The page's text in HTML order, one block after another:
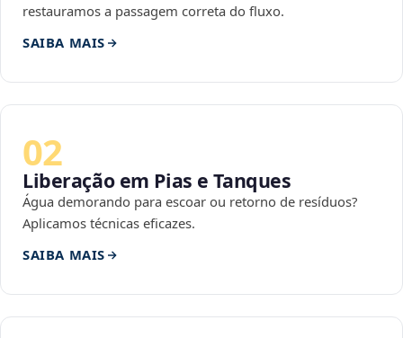
restauramos a passagem correta do fluxo.
SAIBA MAIS
02
Liberação em Pias e Tanques
Água demorando para escoar ou retorno de resíduos?
Aplicamos técnicas eficazes.
SAIBA MAIS